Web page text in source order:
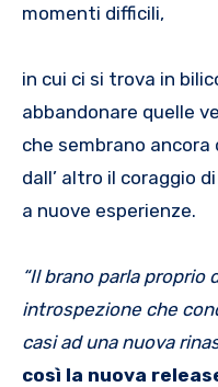
momenti difficili,
in cui ci si trova in
abbandonare quelle
che sembrano
dall’ altro il coraggio
a nuove esperienze.
“Il brano parla
introspezione che
casi ad una nuova
così la nuova